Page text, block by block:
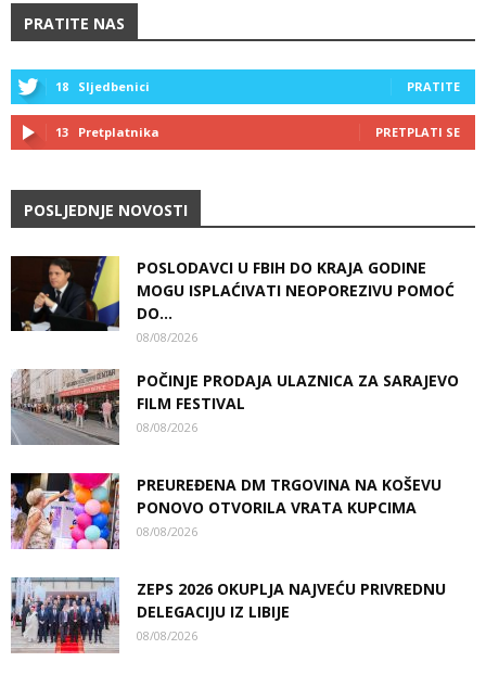
PRATITE NAS
18 Sljedbenici PRATITE
13 Pretplatnika PRETPLATI SE
POSLJEDNJE NOVOSTI
POSLODAVCI U FBIH DO KRAJA GODINE
MOGU ISPLAĆIVATI NEOPOREZIVU POMOĆ
DO...
08/08/2026
POČINJE PRODAJA ULAZNICA ZA SARAJEVO
FILM FESTIVAL
08/08/2026
PREUREĐENA DM TRGOVINA NA KOŠEVU
PONOVO OTVORILA VRATA KUPCIMA
08/08/2026
ZEPS 2026 OKUPLJA NAJVEĆU PRIVREDNU
DELEGACIJU IZ LIBIJE
08/08/2026